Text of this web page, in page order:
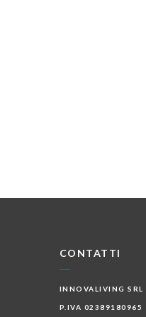
CONTATTI
INNOVALIVING SRL
P.IVA 02389180965